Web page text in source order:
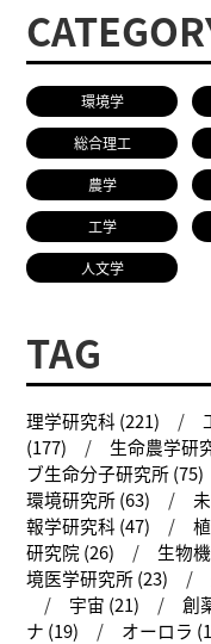
環境学
総合理工
農学
工学
人文学
TAG
理学研究科 (221)
(177)
生命農学研
ブ生命分子研究所 (75)
環境研究所 (63)
報学研究科 (47)
研究院 (26)
生物
境医学研究所 (23)
宇宙 (21)
創
ナ (19)
オーロラ